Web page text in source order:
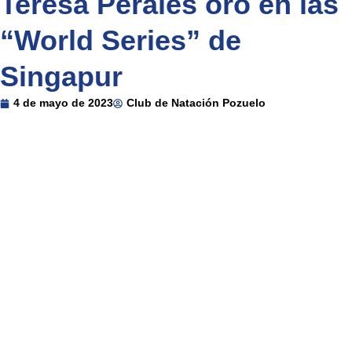
“World Series” de
Singapur
4 de mayo de 2023 Club de Natación Pozuelo